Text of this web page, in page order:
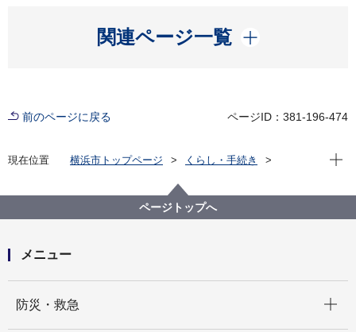
関連ページ一覧
開く
前のページに戻る ページID：381-196-474
現在位置 横浜市トップページ
くらし・手続き
旭区を知る
よみがえる昭和の街並み 旭区風景写真アーカイブ
2.上白根町
上白根町744番地付近(画像番号b021)
現在
ページトップへ
メニュー
防災・救急